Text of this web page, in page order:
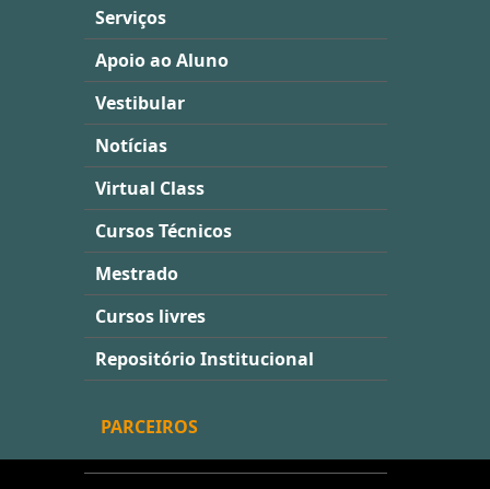
Serviços
Apoio ao Aluno
Vestibular
Notícias
Virtual Class
Cursos Técnicos
Mestrado
Cursos livres
Repositório Institucional
PARCEIROS